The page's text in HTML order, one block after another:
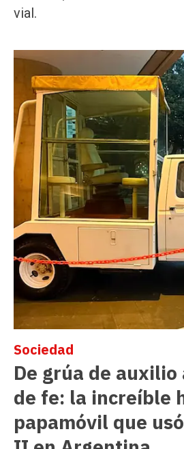
vial.
De grúa de auxilio
de fe: la increíble
papamóvil que
Sociedad